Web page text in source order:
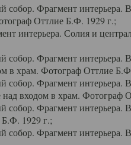
Фрагмент интерьера.
Оттлие Б.Ф. 1929 г.;
интерьера. Солия и
Фрагмент интерьера.
в храм. Фотограф Оттлие
Фрагмент интерьера.
входом в храм. Фотограф
Фрагмент интерьера.
Б.Ф. 1929 г.;
Фрагмент интерьера.